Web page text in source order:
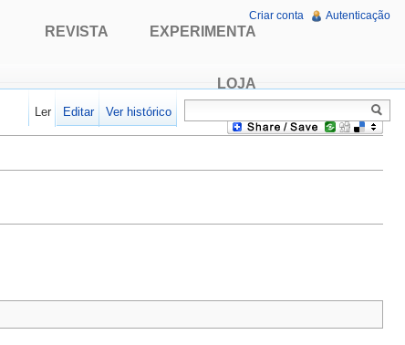
REVISTA EXPERIMENTA
LOJA
Criar conta Autenticação
Ler Editar Ver histórico